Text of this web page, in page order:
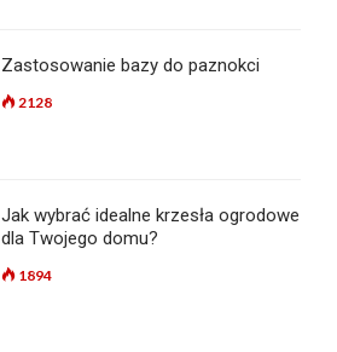
Zastosowanie bazy do paznokci
2128
Jak wybrać idealne krzesła ogrodowe
dla Twojego domu?
1894